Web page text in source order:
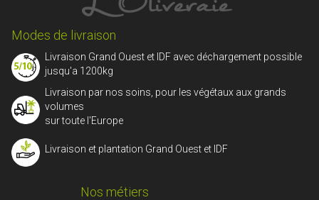
Modes de livraison
Livraison Grand Ouest et IDF avec déchargement possible
jusqu'a 1200kg
Livraison par nos soins, pour les végétaux aux grands
volumes
sur toute l'Europe
Livraison et plantation Grand Ouest et IDF
Nos métiers